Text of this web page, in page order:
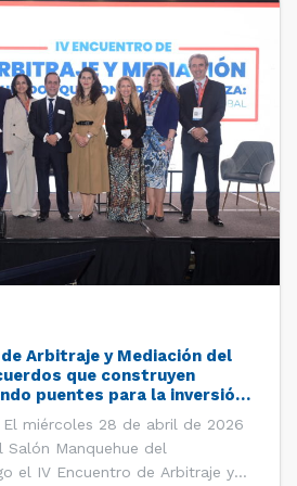
Arbitraje y Mediación del
que construyen
puentes para la inversión
miércoles 28 de abril de 2026
Manquehue del
el IV Encuentro de Arbitraje y